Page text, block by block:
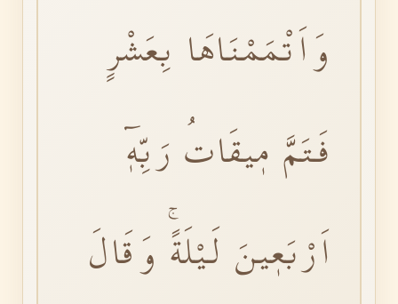
وَاَتْمَمْنَاهَا بِعَشْرٍ
فَتَمَّ مٖيقَاتُ رَبِّهٖٓ
اَرْبَعٖينَ لَيْلَةًۚ وَقَالَ